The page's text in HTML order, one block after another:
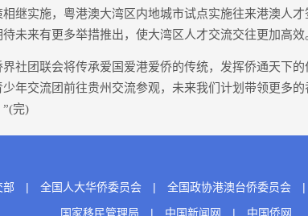
相继实施，粤港澳大湾区内地城市试点实施往来港澳人
未来有更多举措推出，使大湾区人才交流交往更加高效
团联会将传承爱国爱港爱侨的传统，发挥侨通天下的
年交流团前往贵州交流参观，未来我们计划带领更多的
完)
部 | 全国人大华侨委员会 | 全国政协港澳台侨委员会 |
国家移民管理局
| 中国新闻网 | 中国侨网